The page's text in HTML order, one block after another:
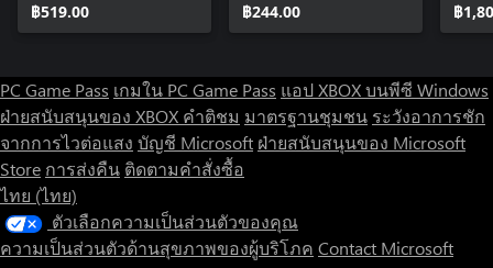
฿519.00
฿244.00
฿
PC Game Pass เกมใน PC Game Pass แอป XBOX บนพีซี Windows
ฝ่ายสนับสนุนของ XBOX คำติชม มาตรฐานชุมชน ระวังอาการชัก
จากการไวต่อแสง บัญชี Microsoft ฝ่ายสนับสนุนของ Microsoft
Store การส่งคืน ติดตามคำสั่งซื้อ
ไทย (ไทย)
ตัวเลือกความเป็นส่วนตัวของคุณ
ความเป็นส่วนตัวด้านสุขภาพของผู้บริโภค Contact Microsoft